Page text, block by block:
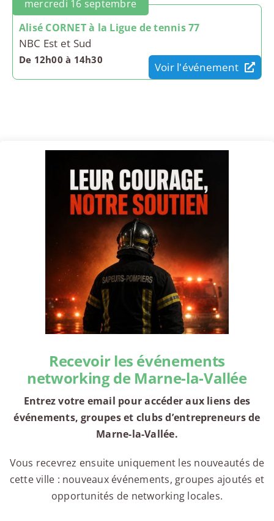
mercredi 16 septembre
Alisé CORNET à la Ligue de tennis 77
NBC Est et Sud
De 12h00 à 14h30
Voir l'événement
Recevoir les événements
networking de Marne-la-Vallée
Entrez votre email pour accéder aux liens des
événements, groupes et clubs d’entrepreneurs de
Marne-la-Vallée.
Vous recevrez ensuite uniquement les nouveautés de
cette ville : nouveaux événements, groupes ajoutés et
opportunités de networking locales.